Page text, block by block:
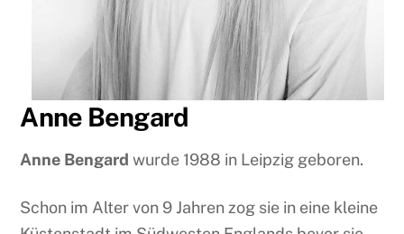
Anne Bengard
Anne Bengard wurde 1988 in Leipzig geboren.
Schon im Alter von 9 Jahren zog sie in eine kleine